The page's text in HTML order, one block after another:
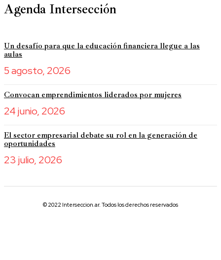
Agenda Intersección
Un desafío para que la educación financiera llegue a las
aulas
5 agosto, 2026
Convocan emprendimientos liderados por mujeres
24 junio, 2026
El sector empresarial debate su rol en la generación de
oportunidades
23 julio, 2026
© 2022 Interseccion.ar. Todos los derechos reservados